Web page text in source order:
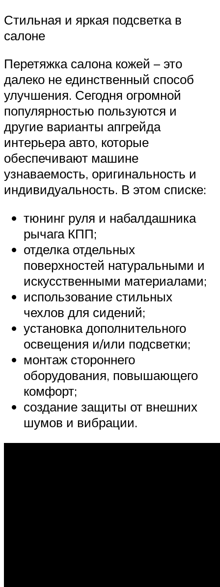
Стильная и яркая подсветка в
салоне
Перетяжка салона кожей – это
далеко не единственный способ
улучшения. Сегодня огромной
популярностью пользуются и
другие варианты апгрейда
интерьера авто, которые
обеспечивают машине
узнаваемость, оригинальность и
индивидуальность. В этом списке:
тюнинг руля и набалдашника
рычага КПП;
отделка отдельных
поверхностей натуральными и
искусственными материалами;
использование стильных
чехлов для сидений;
установка дополнительного
освещения и/или подсветки;
монтаж стороннего
оборудования, повышающего
комфорт;
создание защиты от внешних
шумов и вибрации.